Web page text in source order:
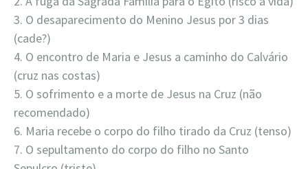
3. O desaparecimento do Menino Jesus por 3 dias
(cade?)
4. O encontro de Maria e Jesus a caminho do Calvário
(cruz nas costas)
5. O sofrimento e a morte de Jesus na Cruz (não
recomendado)
6. Maria recebe o corpo do filho tirado da Cruz (tenso)
7. O sepultamento do corpo do filho no Santo